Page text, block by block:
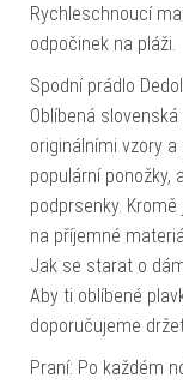
Rychleschnoucí
odpočinek na pláži.
Spodní prádlo
Oblíbená
originálními vzory
populární ponožky,
podprsenky.
na příjemné
Jak se starat o
Aby ti oblíbené
doporučujeme
Praní: Po každém